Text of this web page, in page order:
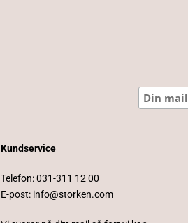
Kundservice
Telefon:031-311 12 00
E-post: info@storken.com